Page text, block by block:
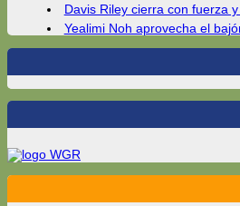
Davis Riley cierra con fuerza
Yealimi Noh aprovecha el